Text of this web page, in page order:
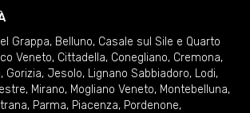
Grappa, Belluno, Casale sul Sile e Quarto
Veneto, Cittadella, Conegliano, Cremona,
, Gorizia, Jesolo, Lignano Sabbiadoro, Lodi,
, Mirano, Mogliano Veneto, Montebelluna,
, Parma, Piacenza, Pordenone,